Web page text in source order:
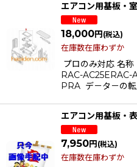
エアコン用基板・
18,000円 (税込)
在庫数在庫わずか
プロのみ対応 名
RAC-AC25ERAC-
PRA デ－タ－の
エアコン用基板・
7,950円 (税込)
在庫数在庫わずか